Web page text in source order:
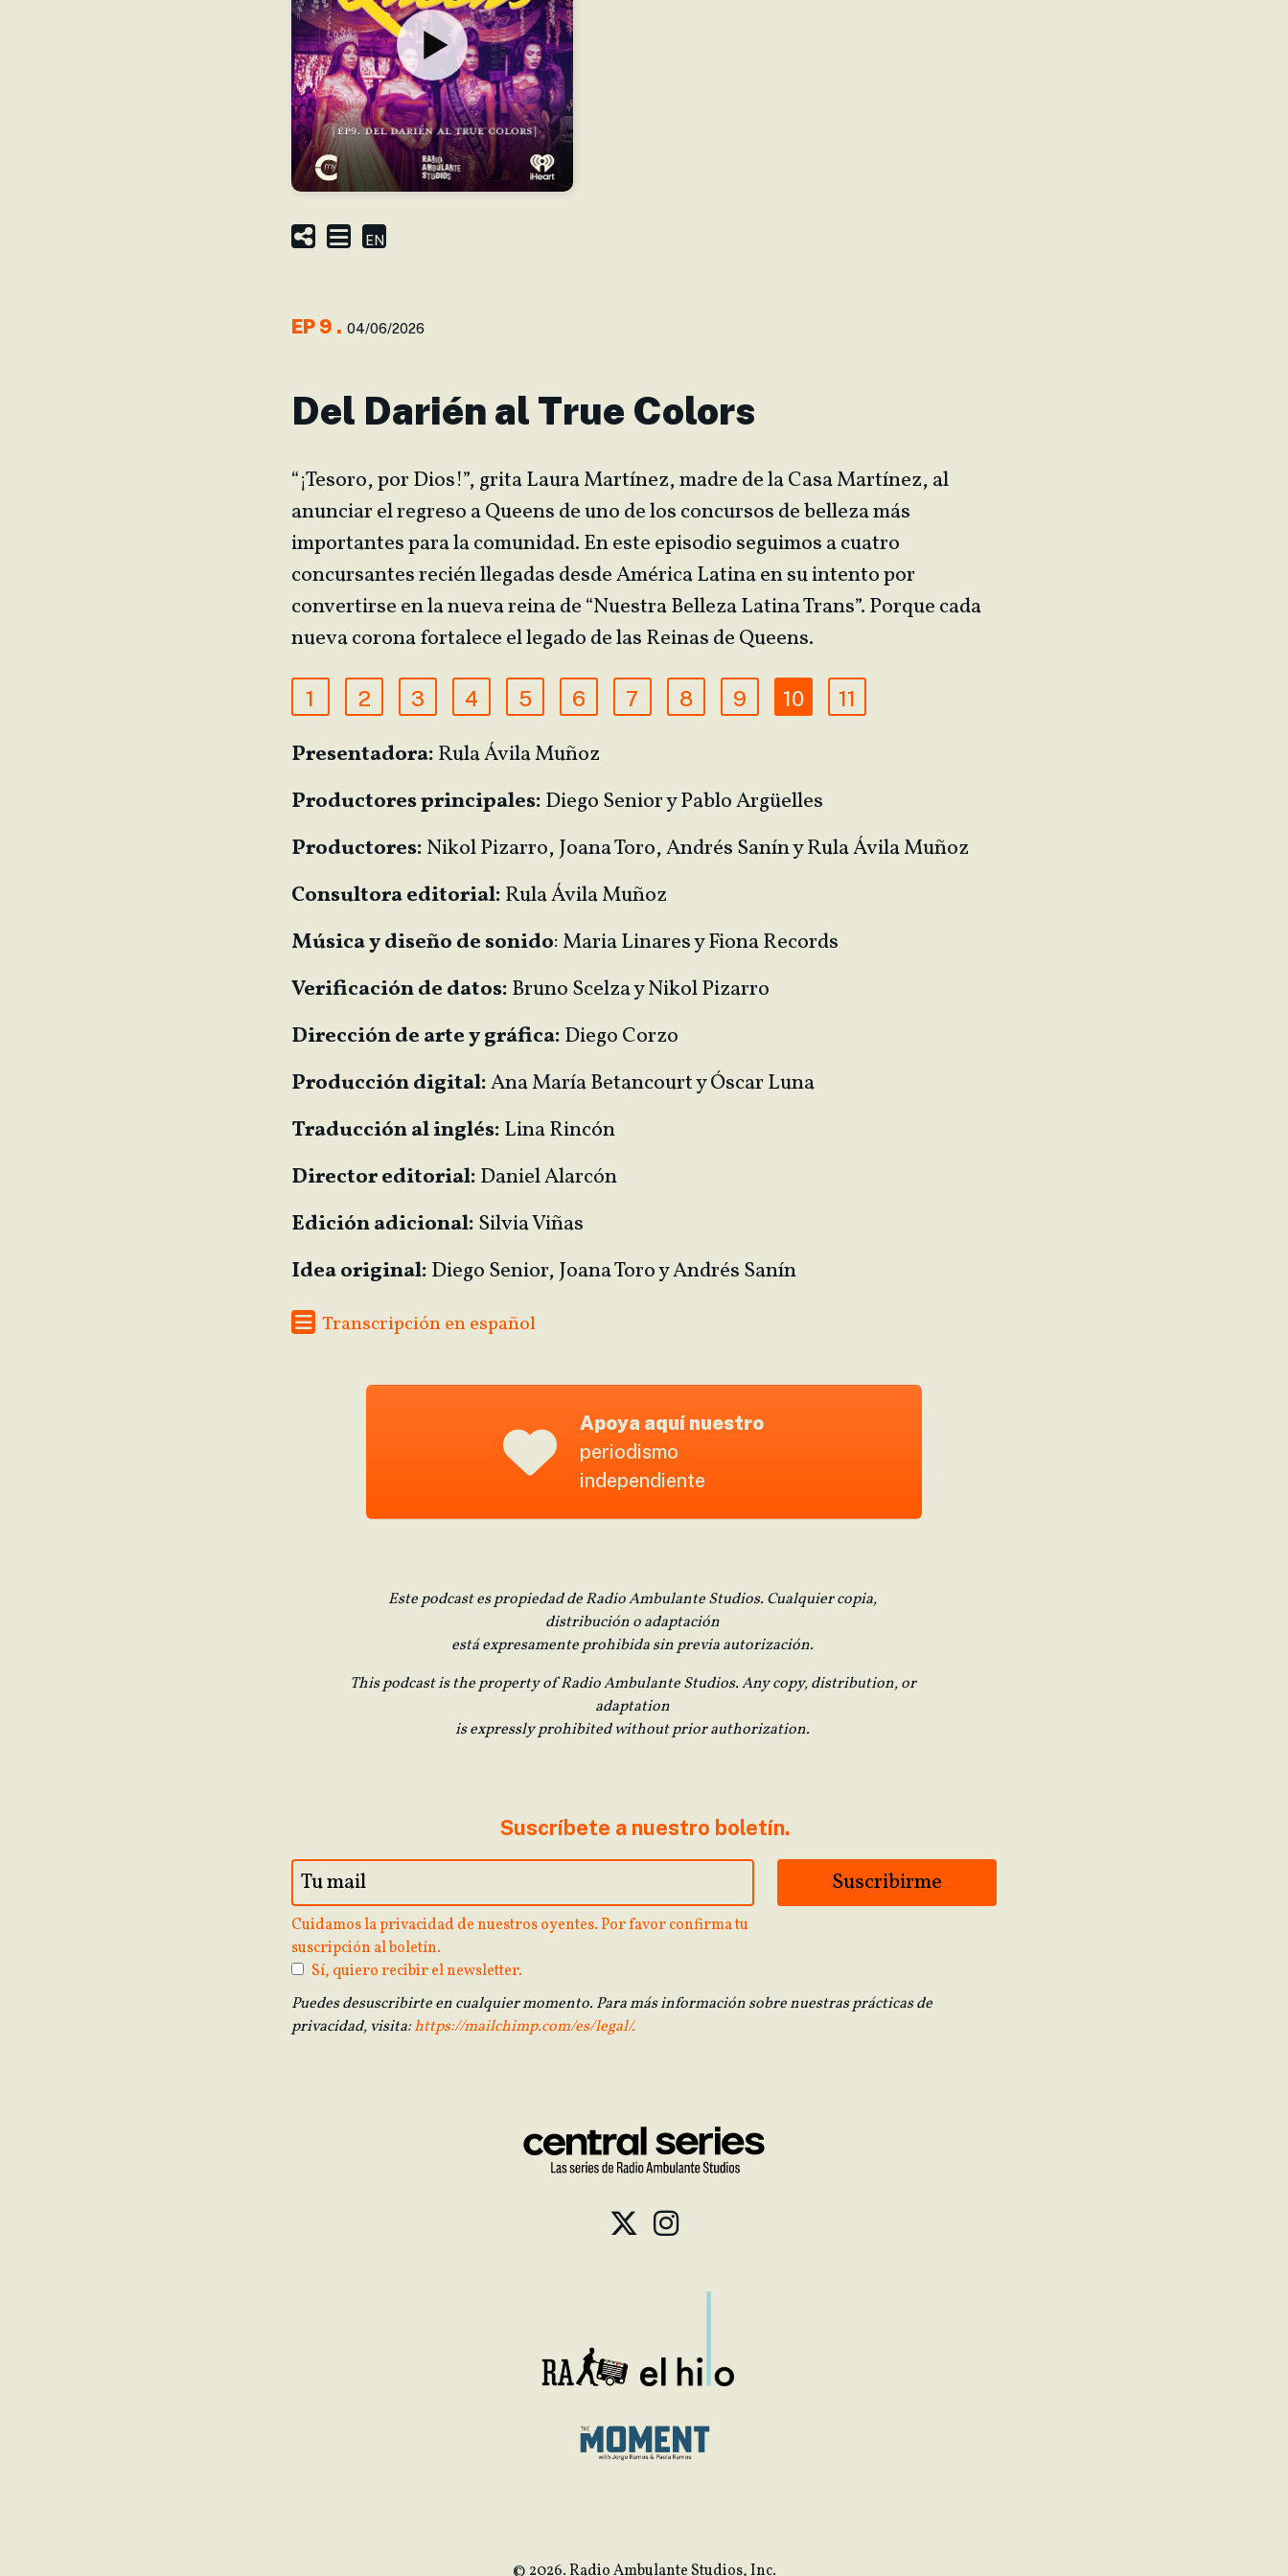
EN
EP 9 . 04/06/2026
Del Darién al True Colors
“¡Tesoro, por Dios!”, grita Laura Martínez, madre de la Casa Martínez, al
anunciar el regreso a Queens de uno de los concursos de belleza más
importantes para la comunidad. En este episodio seguimos a cuatro
concursantes recién llegadas desde América Latina en su intento por
convertirse en la nueva reina de “Nuestra Belleza Latina Trans”. Porque cada
nueva corona fortalece el legado de las Reinas de Queens.
1 2 3 4 5 6 7 8 9 10 11
Presentadora:Rula Ávila Muñoz
Productores principales:Diego Senior y Pablo Argüelles
Productores:Nikol Pizarro, Joana Toro, Andrés Sanín y Rula Ávila Muñoz
Consultora editorial:Rula Ávila Muñoz
Música y diseño de sonido: Maria Linares y Fiona Records
Verificación de datos:Bruno Scelza y Nikol Pizarro
Dirección de arte y gráfica:Diego Corzo
Producción digital:Ana María Betancourt y Óscar Luna
Traducción al inglés:Lina Rincón
Director editorial:Daniel Alarcón
Edición adicional:Silvia Viñas
Idea original:Diego Senior, Joana Toro y Andrés Sanín
Transcripción en español
Apoya aquí nuestro
periodismo
independiente
Este podcast es propiedad de Radio Ambulante Studios. Cualquier copia,
distribución o adaptación
está expresamente prohibida sin previa autorización.
This podcast is the property of Radio Ambulante Studios. Any copy, distribution, or
adaptation
is expressly prohibited without prior authorization.
Suscríbete a nuestro boletín.
Cuidamos la privacidad de nuestros oyentes. Por favor confirma tu
suscripción al boletín.
Sí, quiero recibir el newsletter.
Puedes desuscribirte en cualquier momento. Para más información sobre nuestras prácticas de
privacidad, visita:https://mailchimp.com/es/legal/.
© 2026. Radio Ambulante Studios, Inc.